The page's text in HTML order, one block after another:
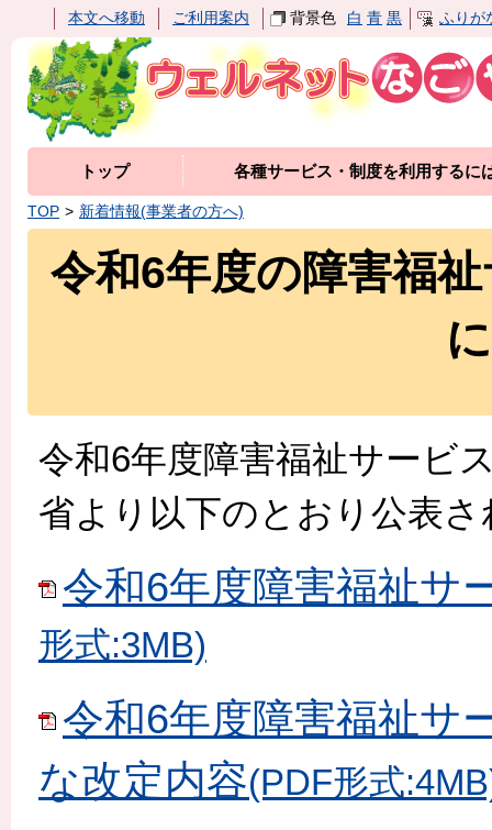
本文へ移動 ご利用案内 背景色 白 青 黒 ふりが
トップ 各種サービス・制度を利用するに
TOP 新着情報(事業者の方へ)
令和6年度の障害福
令和6年度障害福祉サービ
省より以下のとおり公表
令和6年度障害福祉サ
形式:3MB)
令和6年度障害福祉サ
な改定内容(PDF形式